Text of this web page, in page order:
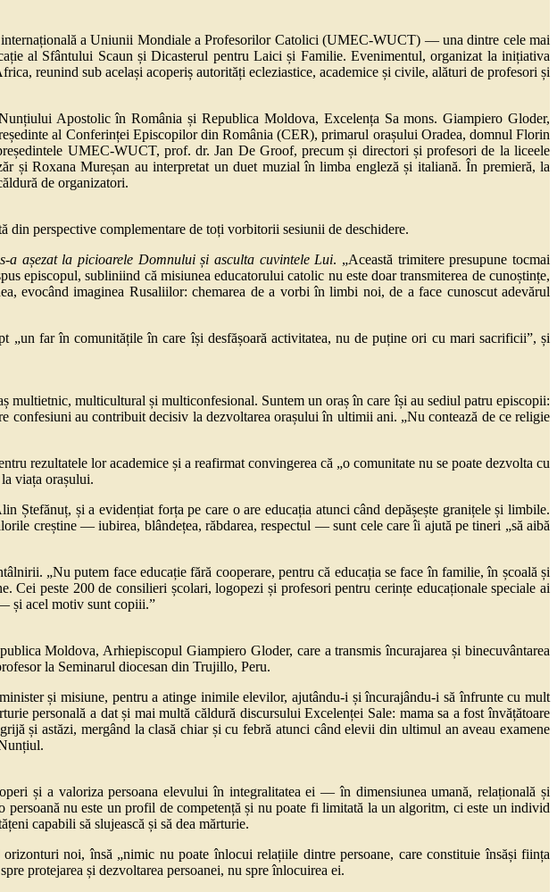
a Uniunii Mondiale a Profesorilor Catolici (UMEC-WUCT) — una dintre cele mai
al Sfântului Scaun și Dicasterul pentru Laici și Familie. Evenimentul, organizat la inițiativa
reunind sub același acoperiș autorități ecleziastice, academice și civile, alături de profesori și
Apostolic în România și Republica Moldova, Excelența Sa mons. Giampiero Gloder,
al Conferinței Episcopilor din România (CER), primarul orașului Oradea, domnul Florin
UMEC-WUCT, prof. dr. Jan De Groof, precum și directori și profesori de la liceele
și Roxana Mureșan au interpretat un duet muzial în limba engleză și italiană. În premieră, la
de organizatori.
din perspective complementare de toți vorbitorii sesiunii de deschidere.
s-a așezat la picioarele Domnului și asculta cuvintele Lui. „Această trimitere presupune tocmai
episcopul, subliniind că misiunea educatorului catolic nu este doar transmiterea de cunoștințe,
evocând imaginea Rusaliilor: chemarea de a vorbi în limbi noi, de a face cunoscut adevărul
far în comunitățile în care își desfășoară activitatea, nu de puține ori cu mari sacrificii”, și
multietnic, multicultural și multiconfesional. Suntem un oraș în care își au sediul patru episcopii:
confesiuni au contribuit decisiv la dezvoltarea orașului în ultimii ani. „Nu contează de ce religie
rezultatele lor academice și a reafirmat convingerea că „o comunitate nu se poate dezvolta cu
viața orașului.
și a evidențiat forța pe care o are educația atunci când depășește granițele și limbile.
creștine — iubirea, blândețea, răbdarea, respectul — sunt cele care îi ajută pe tineri „să aibă
„Nu putem face educație fără cooperare, pentru că educația se face în familie, în școală și
Cei peste 200 de consilieri școlari, logopezi și profesori pentru cerințe educaționale speciale ai
și acel motiv sunt copiii.”
Moldova, Arhiepiscopul Giampiero Gloder, care a transmis încurajarea și binecuvântarea
la Seminarul diocesan din Trujillo, Peru.
și misiune, pentru a atinge inimile elevilor, ajutându-i și încurajându-i să înfrunte cu mult
personală a dat și mai multă căldură discursului Excelenței Sale: mama sa a fost învățătoare
și astăzi, mergând la clasă chiar și cu febră atunci când elevii din ultimul an aveau examene
și a valoriza persoana elevului în integralitatea ei — în dimensiunea umană, relațională și
nu este un profil de competență și nu poate fi limitată la un algoritm, ci este un individ
capabili să slujească și să dea mărturie.
noi, însă „nimic nu poate înlocui relațiile dintre persoane, care constituie însăși ființa
protejarea și dezvoltarea persoanei, nu spre înlocuirea ei.